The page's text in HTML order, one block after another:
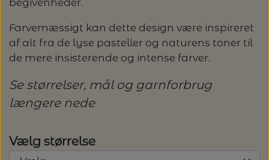
PASCUALI: NEPAL - SPAR 20%
POMP STITCH - BRODERI - SPAR 30-35%
SPAR 40% - GLERUPS STØVLER BØRN (STR.
LANG YARNS
RAUMA GARN
LENE HOLME SAMSØE - LEKNIT
MY FAVOURITE THINGS KNITWEAR
ODD ROW
MASKESTOPPERE
MASKEWIRES
MÅLEBÅND / PINDEMÅLERE
OPSKRIFTHOLDER FRA KNITPRO -
MAGMA
Farvemæssigt kan dette design være inspireret
af alt fra de lyse pasteller og naturens toner til
de mere insisterende og intense farver.
Se størrelser, mål og garnforbrug
længere nede
Vælg størrelse